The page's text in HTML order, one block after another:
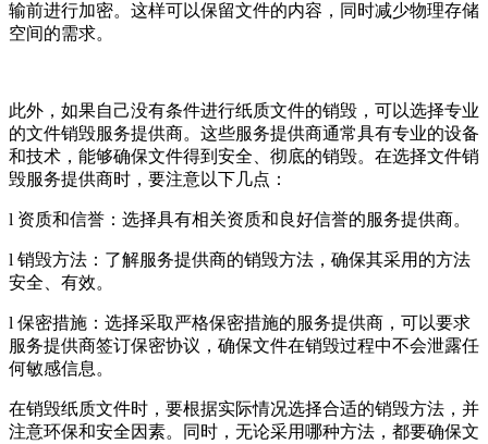
输前进行加密。这样可以保留文件的内容，同时减少物理存储
空间的需求。
此外，如果自己没有条件进行纸质文件的销毁，可以选择专业
的文件销毁服务提供商。这些服务提供商通常具有专业的设备
和技术，能够确保文件得到安全、彻底的销毁。在选择文件销
毁服务提供商时，要注意以下几点：
l 资质和信誉：选择具有相关资质和良好信誉的服务提供商。
l 销毁方法：了解服务提供商的销毁方法，确保其采用的方法
安全、有效。
l 保密措施：选择采取严格保密措施的服务提供商，可以要求
服务提供商签订保密协议，确保文件在销毁过程中不会泄露任
何敏感信息。
在销毁纸质文件时，要根据实际情况选择合适的销毁方法，并
注意环保和安全因素。同时，无论采用哪种方法，都要确保文